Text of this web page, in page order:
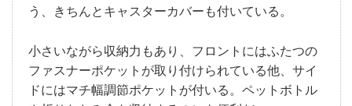
う、きちんとキャスターカバーも付いている。
小さいながら収納力もあり、フロントにはふたつの
ファスナーポケットが取り付けられている他、サイ
ドにはマチ幅調節ポケットが付いる。ペットボトル